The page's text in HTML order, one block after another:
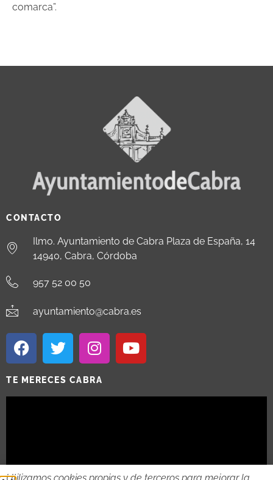
comarca”.
CONTACTO
Ilmo. Ayuntamiento de Cabra Plaza de España, 14
14940, Cabra, Córdoba
957 52 00 50
ayuntamiento@cabra.es
TE MERECES CABRA
Utilizamos cookies propias y de terceros para mejorar la